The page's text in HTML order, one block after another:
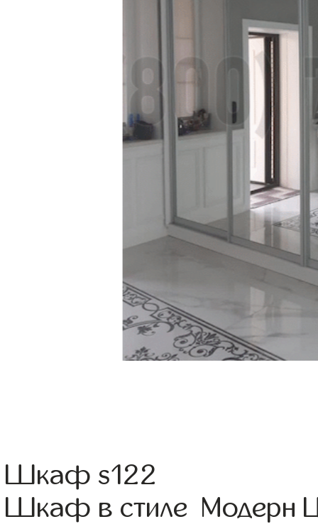
Шкаф s122
Шкаф в стиле Модерн